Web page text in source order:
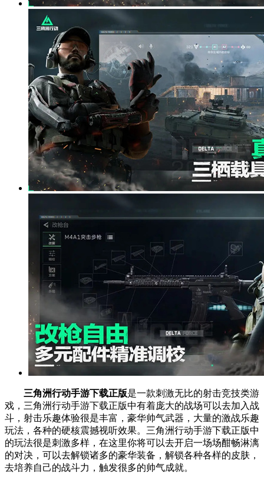
三角洲行动手游下载正版是一款刺激无比的射击竞技类游
戏，三角洲行动手游下载正版中有着庞大的战场可以去加入战
斗，射击乐趣体验很是丰富，豪华帅气武器，大量的激战乐趣
玩法，各种的硬核震撼视听效果。三角洲行动手游下载正版中
的玩法很是刺激多样，在这里你将可以去开启一场场酣畅淋漓
的对决，可以去解锁诸多的豪华装备，解锁各种各样的皮肤，
去培养自己的战斗力，触发很多的帅气成就。